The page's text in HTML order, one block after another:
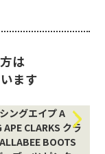
方は
ます